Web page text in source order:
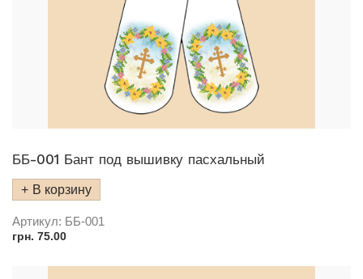
ББ-001 Бант под вышивку пасхальный
В корзину
Артикул: ББ-001
грн. 75.00